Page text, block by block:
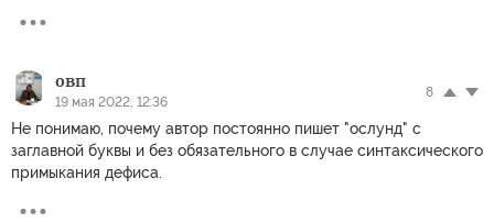
овп
19 мая 2022, 12:36
8
Не понимаю, почему автор постоянно пишет "ослунд" с
заглавной буквы и без обязательного в случае синтаксического
примыкания дефиса.